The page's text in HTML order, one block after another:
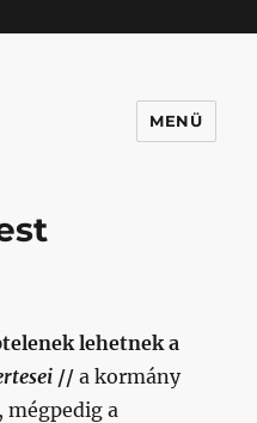
MENÜ
lehetnek a
// a kormány
a